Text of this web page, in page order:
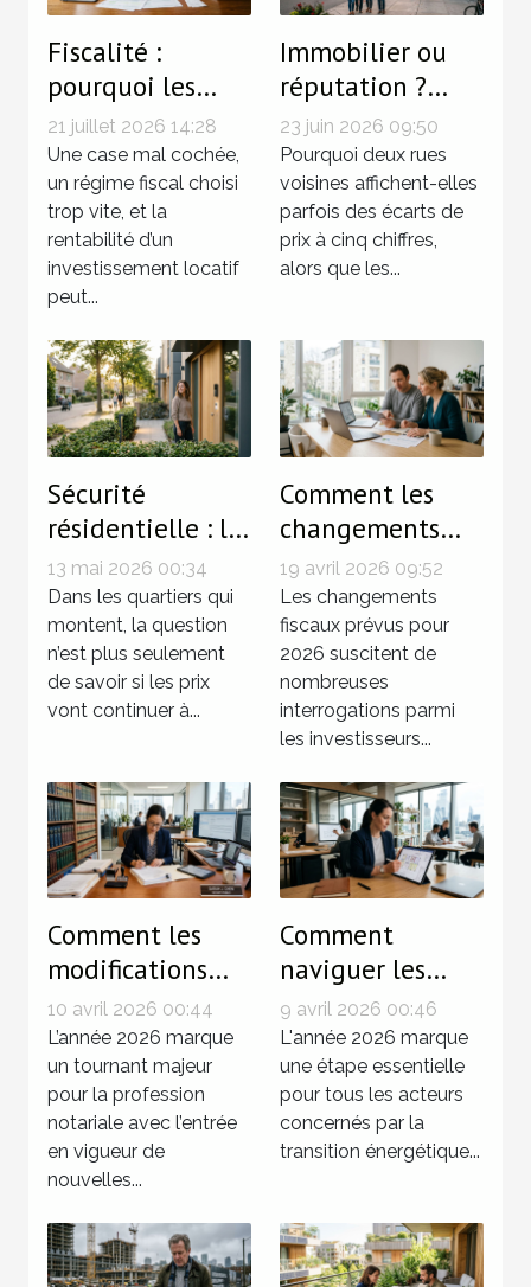
Fiscalité :
pourquoi les
petites erreurs
coûtent cher aux
propriétaires-
bailleurs
21 juillet 2026 14:28
Une case mal cochée,
un régime fiscal choisi
trop vite, et la
rentabilité d’un
investissement locatif
peut...
Immobilier ou
réputation ?
Quand l’image
d’un quartier
fait grimper les
prix
23 juin 2026 09:50
Pourquoi deux rues
voisines affichent-elles
parfois des écarts de
prix à cinq chiffres,
alors que les...
Sécurité
résidentielle : le
détail qui
change la donne
dans l’essor d’un
quartier
13 mai 2026 00:34
Dans les quartiers qui
montent, la question
n’est plus seulement
de savoir si les prix
vont continuer à...
Comment les
changements
fiscaux de 2026
affecteront vos
investissements
immobiliers ?
19 avril 2026 09:52
Les changements
fiscaux prévus pour
2026 suscitent de
nombreuses
interrogations parmi
les investisseurs...
Comment les
modifications
législatives de
2026
influencent-elles
les notaires ?
10 avril 2026 00:44
L’année 2026 marque
un tournant majeur
pour la profession
notariale avec l’entrée
en vigueur de
nouvelles...
Comment
naviguer les
modifications du
décret tertiaire
en 2026 ?
9 avril 2026 00:46
L'année 2026 marque
une étape essentielle
pour tous les acteurs
concernés par la
transition énergétique...